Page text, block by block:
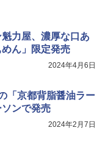
ルモルト ウイスキー
Distillery 2026 化粧箱
ップヌードルPRO シ
高たんぱく&低糖質 さ
個
ップヌードルPRO し
く&低糖質 さらに塩分控
テーブル トースト機
種 簡単お手入れ グレ
スチームオーブンレン
力屋、濃厚な口あ
ん」限定発売
2024年4月6日
「京都背脂醤油ラー
ンで発売
2024年2月7日